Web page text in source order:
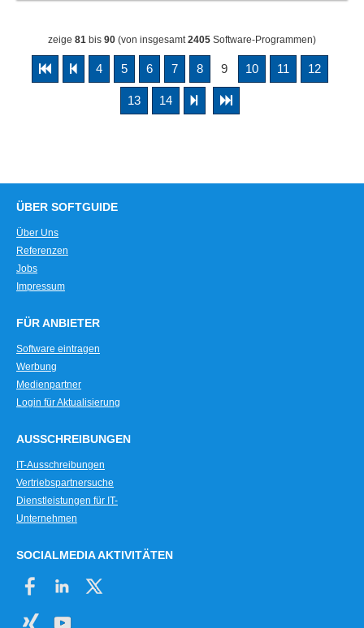
zeige 81 bis 90 (von insgesamt2405 Software-Programmen)
4 5 6 7 8 9 10 11 12
13 14
ÜBER SOFTGUIDE
Über Uns
Referenzen
Jobs
Impressum
FÜR ANBIETER
Software eintragen
Werbung
Medienpartner
Login für Aktualisierung
AUSSCHREIBUNGEN
IT-Ausschreibungen
Vertriebspartnersuche
Dienstleistungen für IT-
Unternehmen
SOCIALMEDIA AKTIVITÄTEN